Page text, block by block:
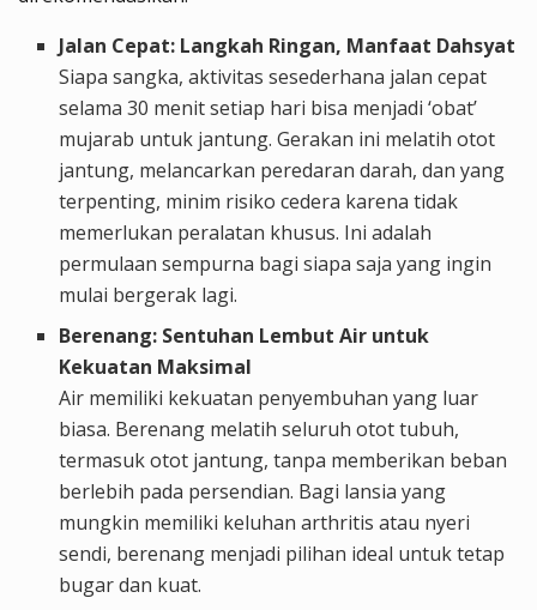
Jalan Cepat: Langkah Ringan, Manfaat Dahsyat
Siapa sangka, aktivitas sesederhana jalan cepat
selama 30 menit setiap hari bisa menjadi ‘obat’
mujarab untuk jantung. Gerakan ini melatih otot
jantung, melancarkan peredaran darah, dan yang
terpenting, minim risiko cedera karena tidak
memerlukan peralatan khusus. Ini adalah
permulaan sempurna bagi siapa saja yang ingin
mulai bergerak lagi.
Berenang: Sentuhan Lembut Air untuk
Kekuatan Maksimal
Air memiliki kekuatan penyembuhan yang luar
biasa. Berenang melatih seluruh otot tubuh,
termasuk otot jantung, tanpa memberikan beban
berlebih pada persendian. Bagi lansia yang
mungkin memiliki keluhan arthritis atau nyeri
sendi, berenang menjadi pilihan ideal untuk tetap
bugar dan kuat.